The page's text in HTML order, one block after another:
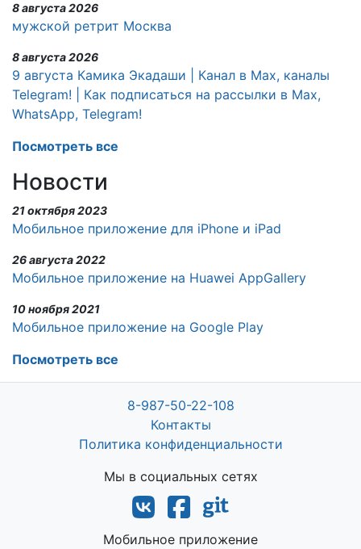
8 августа 2026
мужской ретрит Москва
8 августа 2026
9 августа Камика Экадаши | Канал в Max, каналы
Telegram! | Как подписаться на рассылки в Max,
WhatsApp, Telegram!
Посмотреть все
Новости
21 октября 2023
Мобильное приложение для iPhone и iPad
26 августа 2022
Мобильное приложение на Huawei AppGallery
10 ноября 2021
Мобильное приложение на Google Play
Посмотреть все
8-987-50-22-108
Контакты
Политика конфиденциальности
Мы в социальных сетях
Мобильное приложение